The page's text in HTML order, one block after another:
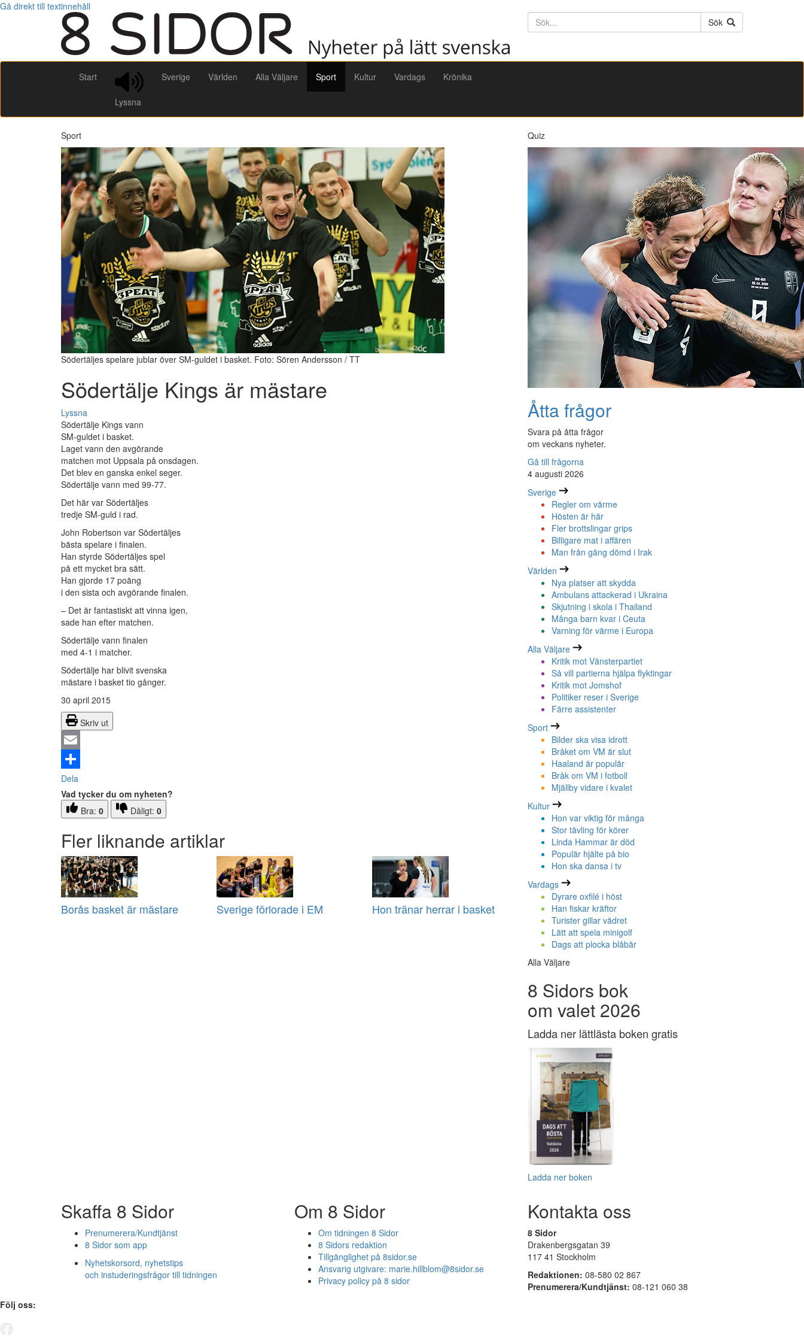
Gå direkt till textinnehåll
Söktext
Sök
Start
Lyssna
Sverige Världen Alla Väljare Sport Kultur Vardags Krönika
Sport
Södertäljes spelare jublar över SM-guldet i basket. Foto: Sören Andersson / TT
Södertälje Kings är mästare
Lyssna
Södertälje Kings vann
SM-guldet i basket.
Laget vann den avgörande
matchen mot Uppsala på onsdagen.
Det blev en ganska enkel seger.
Södertälje vann med 99-77.
Det här var Södertäljes
tredje SM-guld i rad.
John Robertson var Södertäljes
bästa spelare i finalen.
Han styrde Södertäljes spel
på ett mycket bra sätt.
Han gjorde 17 poäng
i den sista och avgörande finalen.
– Det är fantastiskt att vinna igen,
sade han efter matchen.
Södertälje vann finalen
med 4-1 i matcher.
Södertälje har blivit svenska
mästare i basket tio gånger.
30 april 2015
Skriv ut
Email
Dela
Vad tycker du om nyheten?
Bra: 0 Dåligt: 0
Fler liknande artiklar
Borås basket är mästare Sverige förlorade i EM Hon tränar herrar i basket
Quiz
Åtta frågor
Svara på åtta frågor
om veckans nyheter.
Gå till frågorna
4 augusti 2026
Sverige
Regler om värme
Hösten är här
Fler brottslingar grips
Billigare mat i affären
Man från gäng dömd i Irak
Världen
Nya platser att skydda
Ambulans attackerad i Ukraina
Skjutning i skola i Thailand
Många barn kvar i Ceuta
Varning för värme i Europa
Alla Väljare
Kritik mot Vänsterpartiet
Så vill partierna hjälpa flyktingar
Kritik mot Jomshof
Politiker reser i Sverige
Färre assistenter
Sport
Bilder ska visa idrott
Bråket om VM är slut
Haaland är populär
Bråk om VM i fotboll
Mjällby vidare i kvalet
Kultur
Hon var viktig för många
Stor tävling för körer
Linda Hammar är död
Populär hjälte på bio
Hon ska dansa i tv
Vardags
Dyrare oxfilé i höst
Han fiskar kräftor
Turister gillar vädret
Lätt att spela minigolf
Dags att plocka blåbär
Alla Väljare
8 Sidors bok
om valet 2026
Ladda ner lättlästa boken gratis
Ladda ner boken
Skaffa 8 Sidor
Prenumerera/Kundtjänst
8 Sidor som app
Nyhetskorsord, nyhetstips
och instuderingsfrågor till tidningen
Om 8 Sidor
Om tidningen 8 Sidor
8 Sidors redaktion
Tillgänglighet på 8sidor.se
Ansvarig utgivare: marie.hillblom@8sidor.se
Privacy policy på 8 sidor
Kontakta oss
8 Sidor
Drakenbergsgatan 39
117 41 Stockholm
Redaktionen: 08-580 02 867
Prenumerera/Kundtjänst: 08-121 060 38
Följ oss: